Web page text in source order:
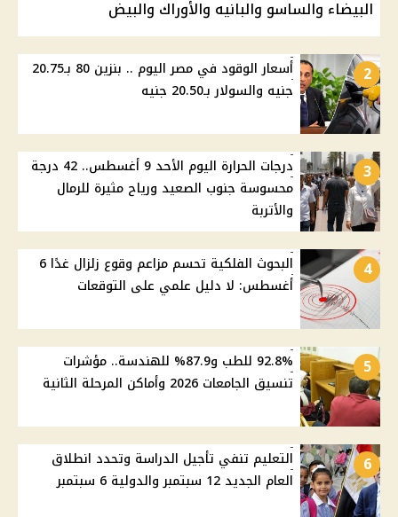
البيضاء والساسو والبانيه والأوراك والبيض
2
أسعار الوقود في مصر اليوم .. بنزين 80 بـ20.75
جنيه والسولار بـ20.50 جنيه
3
درجات الحرارة اليوم الأحد 9 أغسطس.. 42 درجة
محسوسة جنوب الصعيد ورياح مثيرة للرمال
والأتربة
4
البحوث الفلكية تحسم مزاعم وقوع زلزال غدًا 6
أغسطس: لا دليل علمي على التوقعات
5
92.8% للطب و87.9% للهندسة.. مؤشرات
تنسيق الجامعات 2026 وأماكن المرحلة الثانية
6
التعليم تنفي تأجيل الدراسة وتحدد انطلاق
العام الجديد 12 سبتمبر والدولية 6 سبتمبر